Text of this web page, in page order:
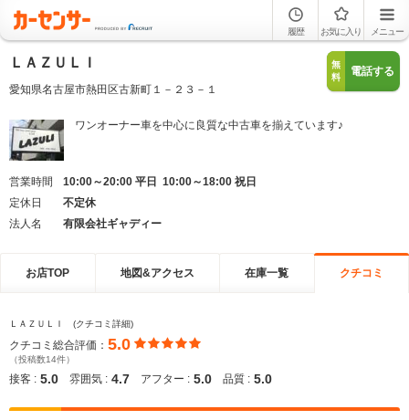
履歴 お気に入り メニュー
ＬＡＺＵＬＩ
愛知県名古屋市熱田区古新町１－２３－１
無
料
電話する
ワンオーナー車を中心に良質な中古車を揃えています♪
営業時間
10:00～20:00 平日 10:00～18:00 祝日
定休日
不定休
法人名
有限会社ギャディー
お店TOP 地図&アクセス 在庫一覧 クチコミ
ＬＡＺＵＬＩ (クチコミ詳細)
クチコミ総合評価： 5.0
（投稿数14件）
接客 : 5.0 雰囲気 : 4.7 アフター : 5.0 品質 : 5.0